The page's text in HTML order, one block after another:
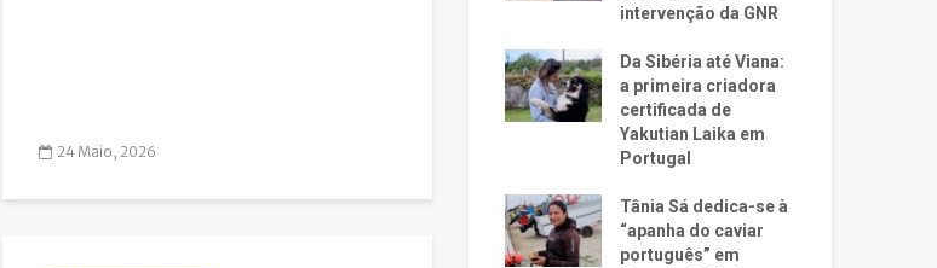
24 Maio, 2026
intervenção da GNR
Da Sibéria até Viana:
a primeira criadora
certificada de
Yakutian Laika em
Portugal
Tânia Sá dedica-se à
“apanha do caviar
português” em